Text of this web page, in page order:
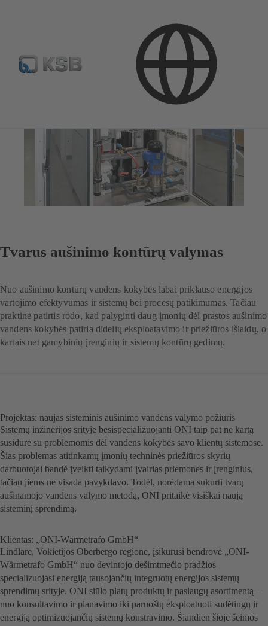
Tvarus aušinimo kontūrų valymas
Nuo aušinimo kontūrų vandens kokybės labai priklauso energijos
vartojimo efektyvumas ir sistemų bei procesų patikimumas. Tačiau
praktinė patirtis rodo, kad palyginti daug įmonių dėl prastos aušinimo
vandens kokybės patiria didelių eksploatavimo ir priežiūros išlaidų, o
kartais net gamybinių įrenginių ir sistemų kontūrų gedimų.
Projektas: naujas sisteminis aušinimo vandens valymo požiūris
Sistemų inžinerijos srityje besispecializuojanti ONI taip pat ne kartą
susidūrė su problemomis dėl vandens kokybės savo klientų sistemose.
Šias problemas atitinkamų įmonių techninės priežiūros skyrių
darbuotojai bandė įveikti taikydami įvairias priemones ir įrenginius,
tačiau jiems ne visada pavykdavo. Todėl, norėdama sukurti tvarų
aušinamojo vandens valymo metodą, ONI pritaikė visiškai naują
sisteminį sprendimą.
Klientas: „ONI-Wärmetrafo GmbH“
Lindlare, Vokietijos Oberbergo regione, įsikūrusi bendrovė „ONI-
Wärmetrafo GmbH“ nuo devintojo dešimtmečio pradžios
specializuojasi energiją tausojančių integruotų energijos sistemų
sprendimų srityje. ONI siūlo platų produktų ir paslaugų asortimentą –
nuo konsultavimo ir planavimo iki paruoštų eksploatuoti sudėtingų ir
energiją optimizuojančių sistemų konstravimo. Šiandien šioje šeimos